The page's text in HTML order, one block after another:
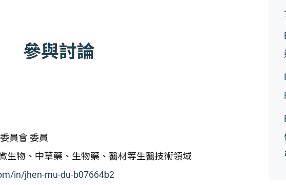
參與討論
員會委員
生物、中草藥、生物藥、醫材等生醫技術領域
in/jhen-mu-du-b07664b2